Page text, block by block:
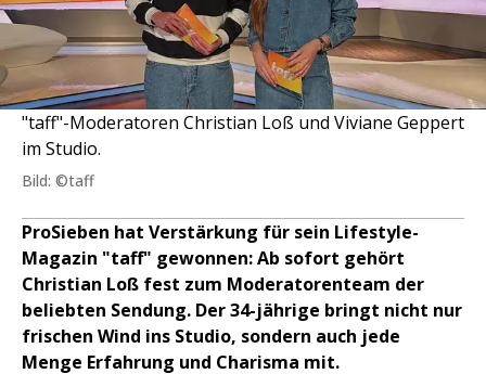
"taff"-Moderatoren Christian Loß und Viviane Geppert
im Studio.
Bild: ©taff
ProSieben hat Verstärkung für sein Lifestyle-
Magazin "taff" gewonnen: Ab sofort gehört
Christian Loß fest zum Moderatorenteam der
beliebten Sendung. Der 34-jährige bringt nicht nur
frischen Wind ins Studio, sondern auch jede
Menge Erfahrung und Charisma mit.